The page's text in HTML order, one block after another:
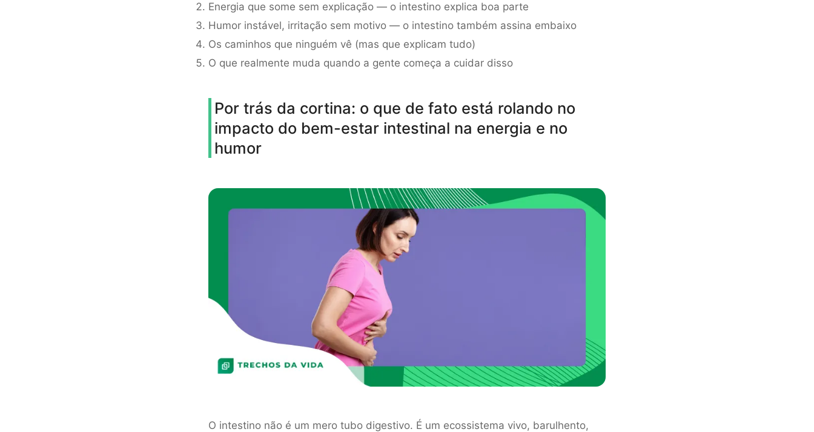
Energia que some sem explicação — o intestino explica boa parte
Humor instável, irritação sem motivo — o intestino também assina embaixo
Os caminhos que ninguém vê (mas que explicam tudo)
O que realmente muda quando a gente começa a cuidar disso
Por trás da cortina: o que de fato está rolando no
impacto do bem-estar intestinal na energia e no
humor
O intestino não é um mero tubo digestivo. É um ecossistema vivo, barulhento,